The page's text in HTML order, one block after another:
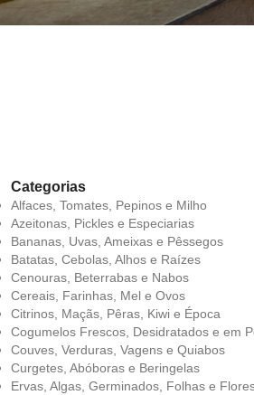
Categorias
Alfaces, Tomates, Pepinos e Milho
Azeitonas, Pickles e Especiarias
Bananas, Uvas, Ameixas e Pêssegos
Batatas, Cebolas, Alhos e Raízes
Cenouras, Beterrabas e Nabos
Cereais, Farinhas, Mel e Ovos
Citrinos, Maçãs, Pêras, Kiwi e Época
Cogumelos Frescos, Desidratados e em
Couves, Verduras, Vagens e Quiabos
Curgetes, Abóboras e Beringelas
Ervas, Algas, Germinados, Folhas e